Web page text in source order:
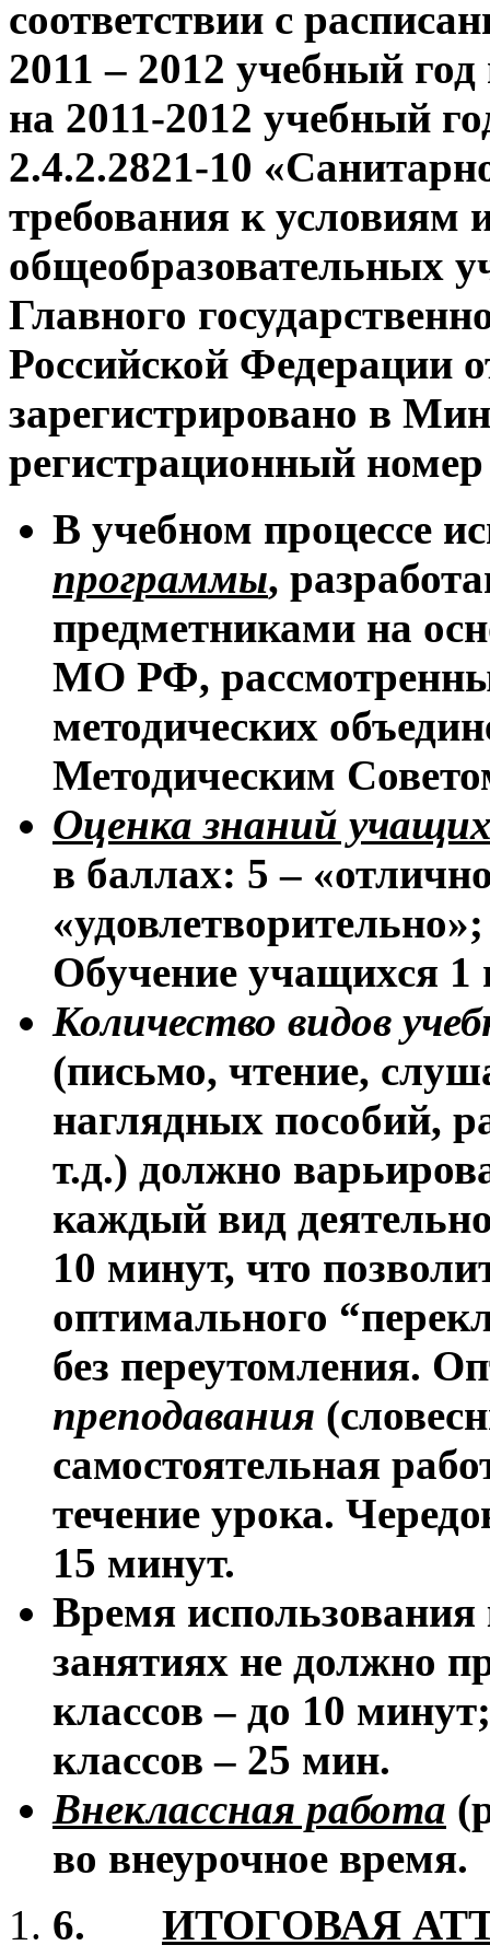
соответствии с
2011 – 2012 учебный
на 2011-2012 учебный
2.4.2.2821-10
требования к условиям
общеобразовательных
Главного
Российской Федерации
зарегистрировано в
регистрационный номер
В учебном процессе
программы,
предметниками на
МО РФ,
методических
Методическим
Оценка знаний
в баллах: 5 –
Обучение учащихся 1
Количество видов
(письмо, чтение,
наглядных пособий,
т.д.) должно
каждый вид
10 минут, что
оптимального
без переутомления.
преподавания
самостоятельная
течение урока.
15 минут.
Время
занятиях не должно
классов – до 10
классов – 25 мин.
Внеклассная работа
во внеурочное время.
6.
ИТОГОВАЯ